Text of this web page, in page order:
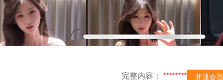
完整内容： ******** 开通会员